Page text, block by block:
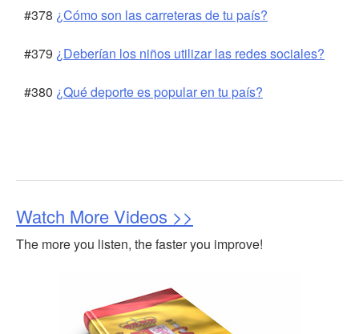
#378 ¿Cómo son las carreteras de tu país?
#379 ¿Deberían los niños utilizar las redes sociales?
#380 ¿Qué deporte es popular en tu país?
Watch More Videos >>
The more you listen, the faster you improve!